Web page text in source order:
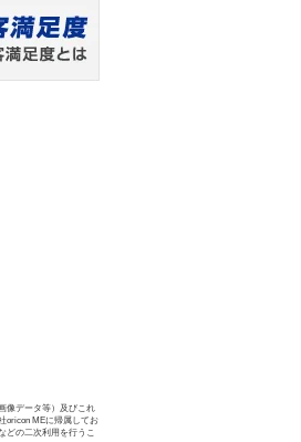
像データ等）及びこれ
oricon MEに帰属してお
どの二次利用を行うこ